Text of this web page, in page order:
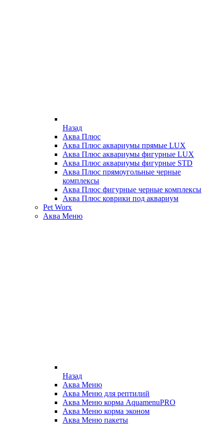
Назад
Аква Плюс
Аква Плюс аквариумы прямые LUX
Аква Плюс аквариумы фигурные LUX
Аква Плюс аквариумы фигурные STD
Аква Плюс прямоугольные черные
комплексы
Аква Плюс фигурные черные комплексы
Аква Плюс коврики под аквариум
Pet Worx
Аква Меню
Назад
Аква Меню
Аква Меню для рептилий
Аква Меню корма AquamenuPRO
Аква Меню корма эконом
Аква Меню пакеты